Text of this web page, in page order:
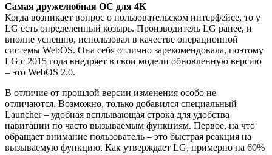
Самая дружелюбная ОС для 4К
Когда возникает вопрос о пользовательском интерфейсе, то у
LG есть определенный козырь. Производитель LG ранее, и
вполне успешно, использовал в качестве операционной
системы WebOS. Она себя отлично зарекомендовала, поэтому
LG с 2015 года внедряет в свои модели обновленную версию
– это WebOS 2.0.
В отличие от прошлой версии изменения особо не
отличаются. Возможно, только добавился специальный
Launcher – удобная всплывающая строка для удобства
навигации по часто вызываемым функциям. Первое, на что
обращает внимание пользователь – это быстрая реакция на
вызываемую функцию. Как утверждает LG, примерно на 60%